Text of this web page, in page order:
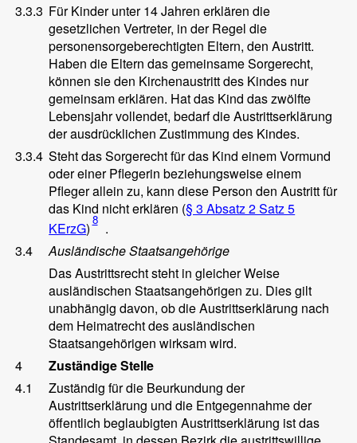
3.3.3 Für Kinder unter 14 Jahren erklären die
gesetzlichen Vertreter, in der Regel die
personensorgeberechtigten Eltern, den Austritt.
Haben die Eltern das gemeinsame Sorgerecht,
können sie den Kirchenaustritt des Kindes nur
gemeinsam erklären. Hat das Kind das zwölfte
Lebensjahr vollendet, bedarf die Austrittserklärung
der ausdrücklichen Zustimmung des Kindes.
3.3.4 Steht das Sorgerecht für das Kind einem Vormund
oder einer Pflegerin beziehungsweise einem
Pfleger allein zu, kann diese Person den Austritt für
das Kind nicht erklären (§ 3 Absatz 2 Satz 5
KErzG) 8 .
3.4
Ausländische Staatsangehörige
Das Austrittsrecht steht in gleicher Weise
ausländischen Staatsangehörigen zu. Dies gilt
unabhängig davon, ob die Austrittserklärung nach
dem Heimatrecht des ausländischen
Staatsangehörigen wirksam wird.
4
Zuständige Stelle
4.1
Zuständig für die Beurkundung der
Austrittserklärung und die Entgegennahme der
öffentlich beglaubigten Austrittserklärung ist das